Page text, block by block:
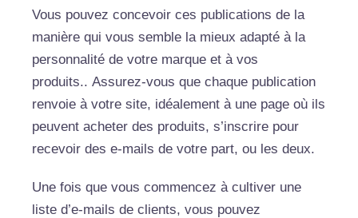
Vous pouvez concevoir ces publications de la
manière qui vous semble la mieux adapté à la
personnalité de votre marque et à vos
produits.. Assurez-vous que chaque publication
renvoie à votre site, idéalement à une page où ils
peuvent acheter des produits, s’inscrire pour
recevoir des e-mails de votre part, ou les deux.
Une fois que vous commencez à cultiver une
liste d’e-mails de clients, vous pouvez